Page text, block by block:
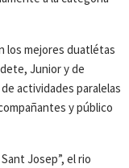
los mejores duatlétas
Junior y de
actividades paralelas
y público
Josep”, el rio